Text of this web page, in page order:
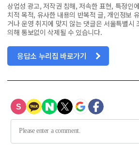
상업성 광고, 저작권 침해, 저속한 표현, 특정인
치적 목적, 유사한 내용의 반복적 글, 개인정보
거나 운영 취지에 맞지 않는 댓글은 서울특별시
의해 통보없이 삭제될 수 있습니다.
응답소 누리집 바로가기